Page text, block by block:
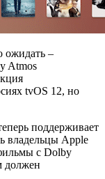
ожидать –
Atmos
tvOS 12, но
поддерживает
владельцы Apple
с Dolby
должен